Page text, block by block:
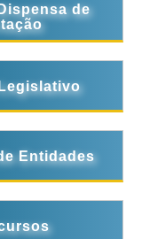
de
Entidades